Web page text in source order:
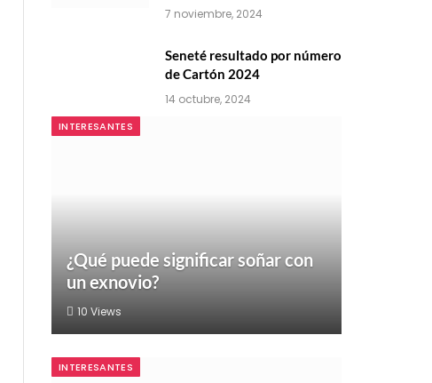
7 noviembre, 2024
Seneté resultado por número
de Cartón 2024
14 octubre, 2024
INTERESANTES
¿Qué puede significar soñar con
un exnovio?
10 Views
INTERESANTES